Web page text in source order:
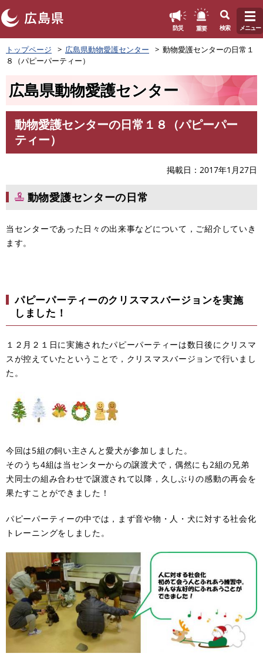
ペ
ー
ジ
防災 重要 検索 メニュー
トップページ 広島県動物愛護センター
動物愛護センターの日常１
８（パピーパーティー）
広島県動物愛護センター
動物愛護センターの日常１８（パピーパー
ティー）
掲載日 2017年1月27日
動物愛護センターの日常
当センターであった日々の出来事などについて，ご紹介していき
ます。
パピーパーティーのクリスマスバージョンを実施
しました！
１２月２１日に実施されたパピーパーティーは数日後にクリスマ
スが控えていたということで，クリスマスバージョンで行いまし
た。
今回は5組の飼い主さんと愛犬が参加しました。
そのうち4組は当センターからの譲渡犬で，偶然にも2組の兄弟
犬同士の組み合わせで譲渡されて以降，久しぶりの感動の再会を
果たすことができました！
パピーパーティーの中では，まず音や物・人・犬に対する社会化
トレーニングをしました。